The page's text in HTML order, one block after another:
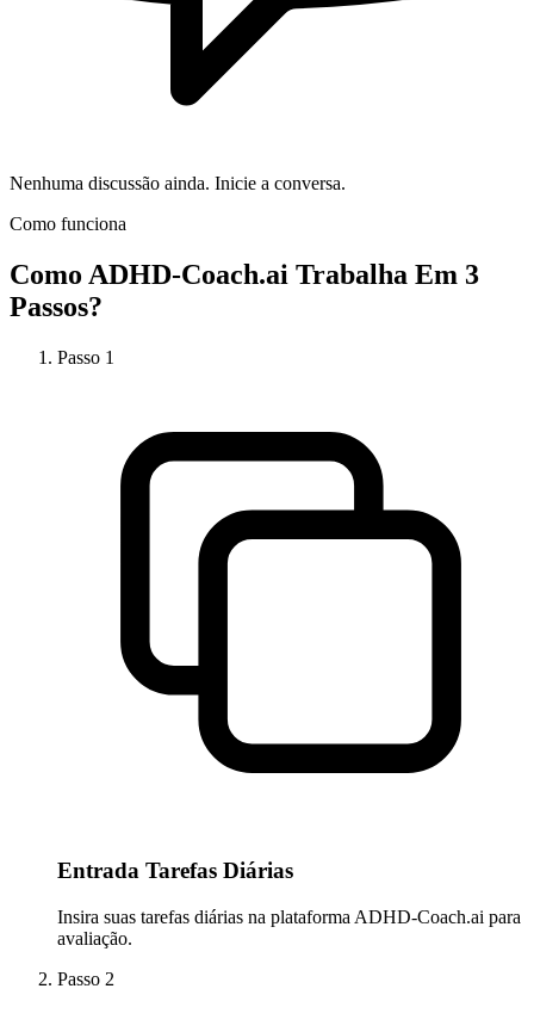
Nenhuma discussão ainda. Inicie a conversa.
Como funciona
Como ADHD-Coach.ai Trabalha Em 3
Passos?
Passo 1
Entrada Tarefas Diárias
Insira suas tarefas diárias na plataforma ADHD-Coach.ai para
avaliação.
Passo 2